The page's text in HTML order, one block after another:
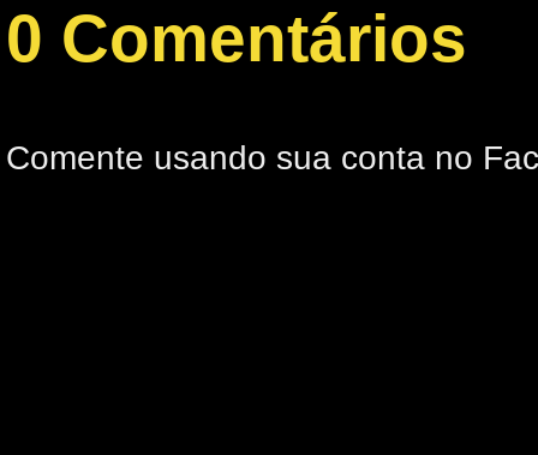
0 Comentários
Comente usando sua conta no